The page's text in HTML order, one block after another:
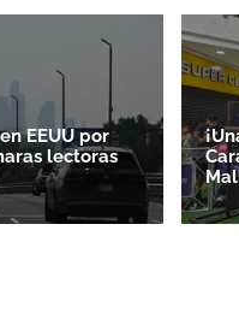
EEUU por
lectoras